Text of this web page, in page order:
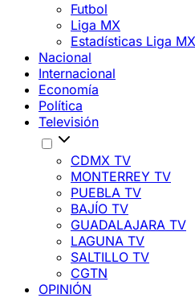
Futbol
Liga MX
Estadísticas Liga MX
Nacional
Internacional
Economía
Política
Televisión
CDMX TV
MONTERREY TV
PUEBLA TV
BAJÍO TV
GUADALAJARA TV
LAGUNA TV
SALTILLO TV
CGTN
OPINIÓN